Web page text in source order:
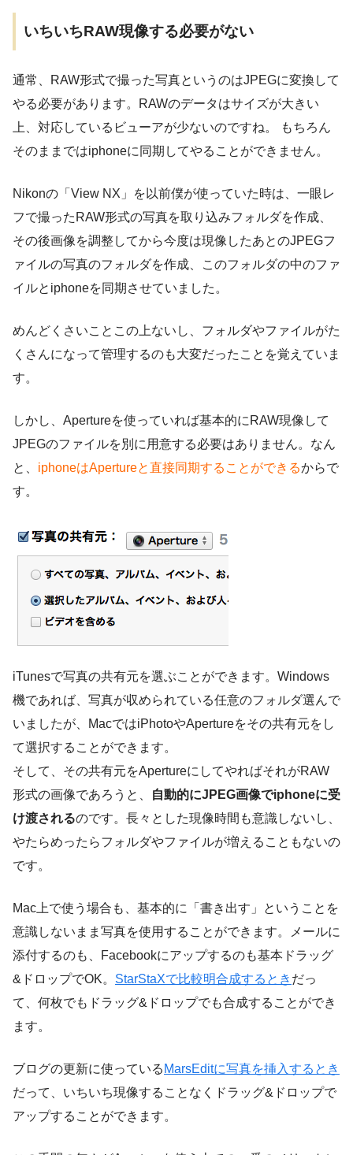
いちいちRAW現像する必要がない
通常、RAW形式で撮った写真というのはJPEGに変換して
やる必要があります。RAWのデータはサイズが大きい
上、対応しているビューアが少ないのですね。 もちろん
そのままではiphoneに同期してやることができません。
Nikonの「View NX」を以前僕が使っていた時は、一眼レ
フで撮ったRAW形式の写真を取り込みフォルダを作成、
その後画像を調整してから今度は現像したあとのJPEGフ
ァイルの写真のフォルダを作成、このフォルダの中のファ
イルとiphoneを同期させていました。
めんどくさいことこの上ないし、フォルダやファイルがた
くさんになって管理するのも大変だったことを覚えていま
す。
しかし、Apertureを使っていれば基本的にRAW現像して
JPEGのファイルを別に用意する必要はありません。なん
と、 iphoneはApertureと直接同期することができるからで
す。
iTunesで写真の共有元を選ぶことができます。Windows
機であれば、写真が収められている任意のフォルダ選んで
いましたが、MacではiPhotoやApertureをその共有元をし
て選択することができます。
そして、その共有元をApertureにしてやればそれがRAW
形式の画像であろうと、
自動的にJPEG画像でiphoneに受
け渡されるのです。長々とした現像時間も意識しないし、
やたらめったらフォルダやファイルが増えることもないの
です。
Mac上で使う場合も、基本的に「書き出す」ということを
意識しないまま写真を使用することができます。メールに
添付するのも、Facebookにアップするのも基本ドラッグ
&ドロップでOK。 StarStaXで比較明合成するとき だっ
て、何枚でもドラッグ&ドロップでも合成することができ
ます。
ブログの更新に使っている MarsEditに写真を挿入するとき
だって、いちいち現像することなくドラッグ&ドロップで
アップすることができます。